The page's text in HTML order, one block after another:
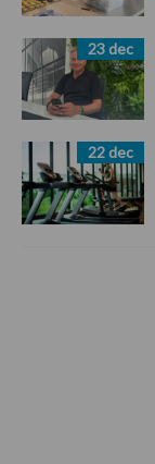
23 dec
22 dec